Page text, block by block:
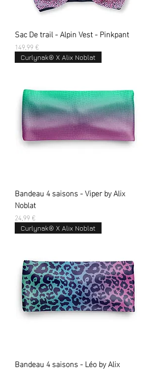
Sac De trail - Alpin Vest - Pinkpant
Prix
149,99 €
Curlynak® X Alix Noblat
Bandeau 4 saisons - Viper by Alix
Noblat
Prix
24,99 €
Curlynak® X Alix Noblat
Bandeau 4 saisons - Léo by Alix